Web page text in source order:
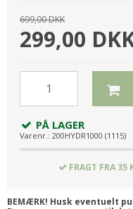
699,00 DKK
299,00
PÅ LAGER
Varenr.: 200HYDR1000 (1115)
FRAGT FRA 35
BEMÆRK! Husk eventuelt